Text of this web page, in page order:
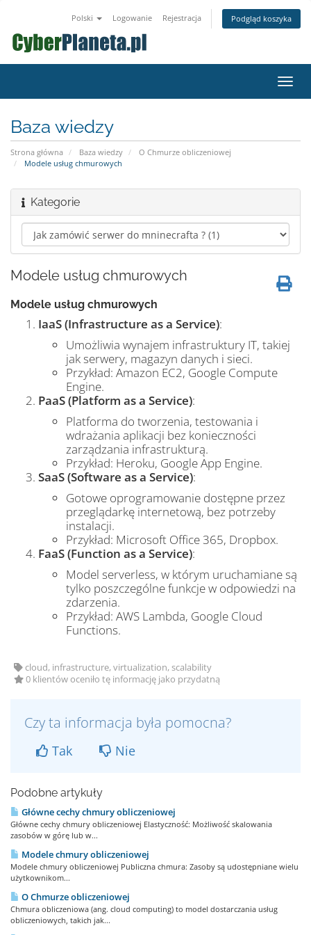
Polski Logowanie Rejestracja Podgląd koszyka
Baza wiedzy
Strona główna Baza wiedzy
O Chmurze obliczeniowej
Modele usług chmurowych
Kategorie
Modele usług chmurowych
Modele usług chmurowych
IaaS (Infrastructure as a Service):
Umożliwia wynajem infrastruktury IT, takiej
jak serwery, magazyn danych i sieci.
Przykład: Amazon EC2, Google Compute
Engine.
PaaS (Platform as a Service):
Platforma do tworzenia, testowania i
wdrażania aplikacji bez konieczności
zarządzania infrastrukturą.
Przykład: Heroku, Google App Engine.
SaaS (Software as a Service):
Gotowe oprogramowanie dostępne przez
przeglądarkę internetową, bez potrzeby
instalacji.
Przykład: Microsoft Office 365, Dropbox.
FaaS (Function as a Service):
Model serverless, w którym uruchamiane są
tylko poszczególne funkcje w odpowiedzi na
zdarzenia.
Przykład: AWS Lambda, Google Cloud
Functions.
cloud, infrastructure, virtualization, scalability
0 klientów oceniło tę informację jako przydatną
Czy ta informacja była pomocna?
Tak Nie
Podobne artykuły
Główne cechy chmury obliczeniowej
Główne cechy chmury obliczeniowej Elastyczność: Możliwość skalowania
zasobów w górę lub w...
Modele chmury obliczeniowej
Modele chmury obliczeniowej Publiczna chmura: Zasoby są udostępniane wielu
użytkownikom...
O Chmurze obliczeniowej
Chmura obliczeniowa (ang. cloud computing) to model dostarczania usług
obliczeniowych, takich jak...